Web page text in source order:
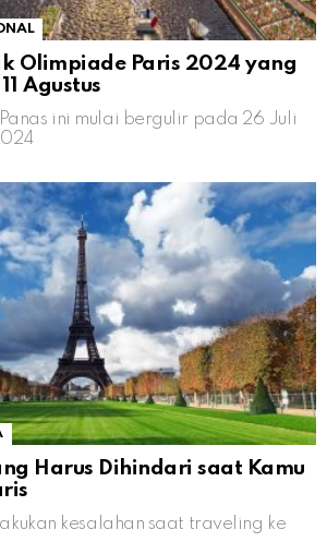
Olimpiade Paris 2024 yang
Agustus
ini mulai bergulir pada 26 Juli
Harus Dihindari saat Kamu
kesalahan saat traveling ke